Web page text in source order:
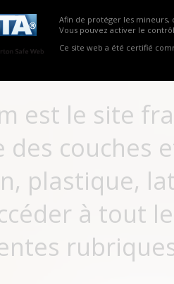
Afin de protéger les mineurs,
Vous pouvez activer le
Ce site web a été certifié
est le site
des couches
plastique,
à tout